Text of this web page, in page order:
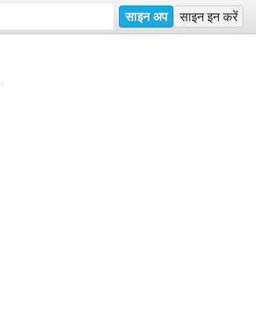
साइन अप साइन इन करें